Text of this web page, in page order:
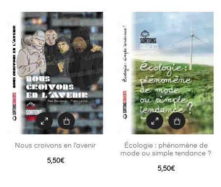
Nous croivons en l’avenir
5,50€
Écologie : phénomène de
mode ou simple tendance ?
5,50€